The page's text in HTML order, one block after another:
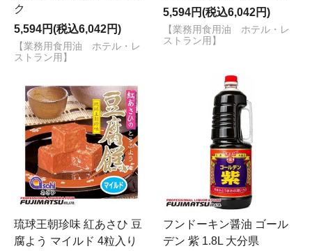
ク
5,594円(税込6,042円)
【業務用食用油 ホテル・レ
ストラン用】
5,594円(税込6,042円)
【業務用食用油 ホテル・レ
ストラン用】
琉球王朝珍味 紅あさひ 豆
腐よう マイルド 4粒入り
フンドーキン醤油 ゴール
デン 紫 1.8L 大分県